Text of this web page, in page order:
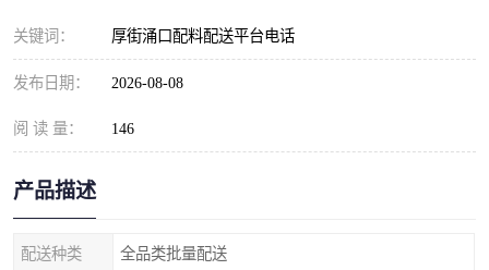
关键词： 厚街涌口配料配送平台电话
发布日期： 2026-08-08
阅 读 量： 146
产品描述
配送种类 全品类批量配送